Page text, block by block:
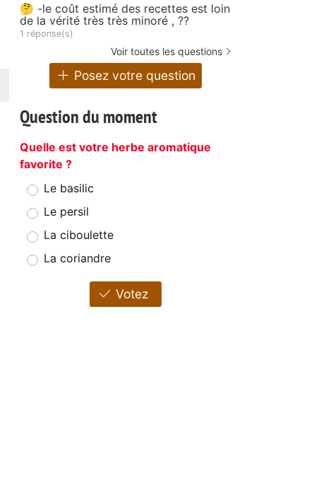
🤔 -le coût estimé des recettes est loin
de la vérité très très minoré , ??
1 réponse(s)
Voir toutes les questions
Posez votre question
Question du moment
Quelle est votre herbe aromatique
favorite ?
Le basilic
Le persil
La ciboulette
La coriandre
Votez